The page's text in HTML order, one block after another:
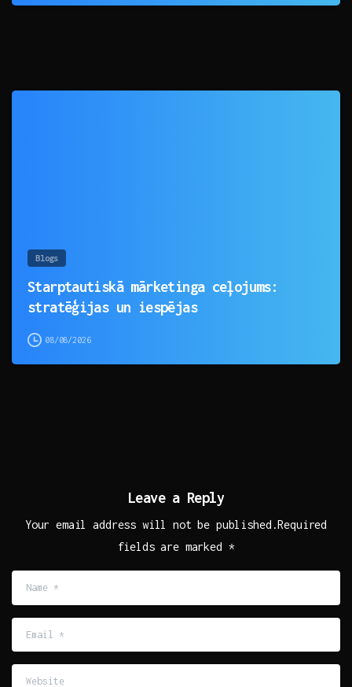
Blogs
Starptautiskā mārketinga ceļojums:
stratēģijas un iespējas
08/08/2026
Leave a Reply
Your email address will not be published.Required
fields are marked *
*
Website